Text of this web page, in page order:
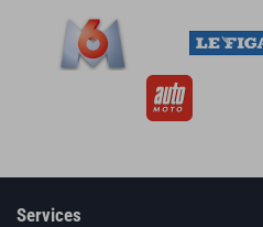
Services